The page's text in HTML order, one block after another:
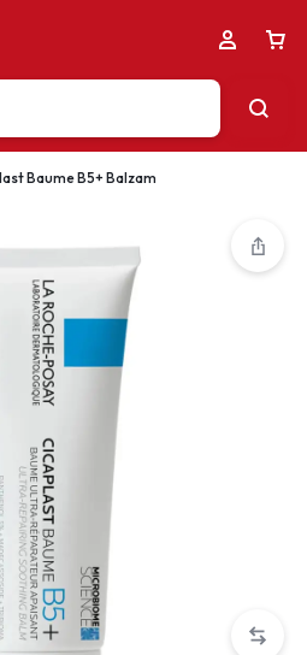
is empty
great deals! Start shopping or
to view products added.
Shop What's New
Sign in
Baume B5+ Balzam